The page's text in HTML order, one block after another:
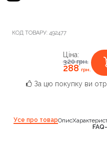
КОД ТОВАРУ: 492477
Ціна:
320грн.
288грн.
За цю покупку ви
Усе про товарОпис